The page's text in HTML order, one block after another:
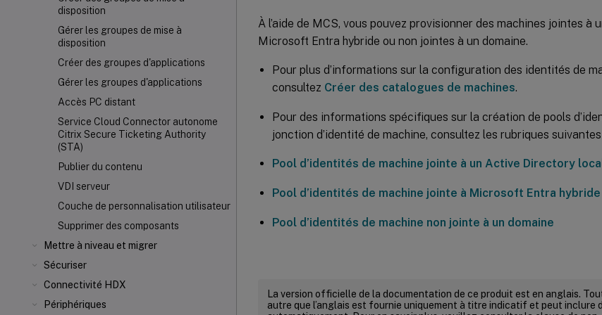
disposition
Gérer les groupes de mise à
disposition
Créer des groupes d'applications
Gérer les groupes d'applications
Accès PC distant
Service Cloud Connector autonome
Citrix Secure Ticketing Authority
(STA)
Publier du contenu
VDI serveur
Couche de personnalisation utilisateur
Supprimer des composants
Mettre à niveau et migrer
Sécuriser
Connectivité HDX
Périphériques
À l’aide de MCS, vous pouvez provisionner des machines jointes à
Microsoft Entra hybride ou non jointes à un domaine.
Pour plus d’informations sur la configuration des identités de
consultez Créer des catalogues de machines.
Pour des informations spécifiques sur la création de pools
jonction d’identité de machine, consultez les rubriques suivantes
Pool d’identités de machine jointe à un Active Directory
Pool d’identités de machine jointe à Microsoft Entra hybride
Pool d’identités de machine non jointe à un domaine
La version officielle de la documentation de ce produit est en anglais.
autre que l’anglais est fournie uniquement à titre indicatif et peut inclure